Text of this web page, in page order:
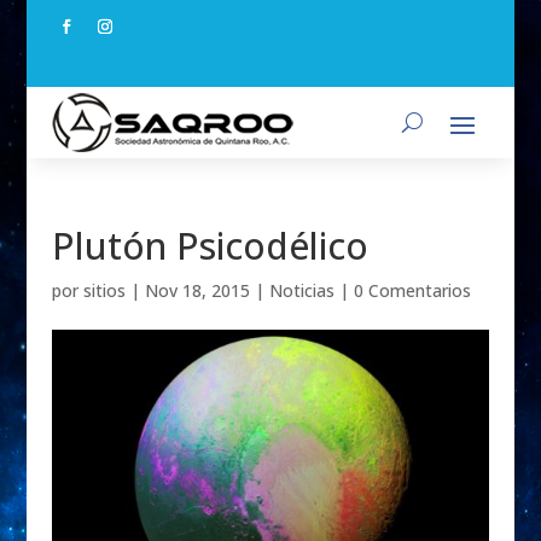
Plutón Psicodélico
por sitios | Nov 18, 2015 | Noticias | 0 Comentarios